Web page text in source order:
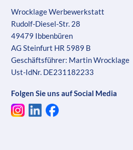
Wrocklage Werbewerkstatt
Rudolf-Diesel-Str. 28
49479 Ibbenbüren
AG Steinfurt HR 5989 B
Geschäftsführer: Martin Wrocklage
Ust-IdNr. DE231182233
Folgen Sie uns auf Social Media